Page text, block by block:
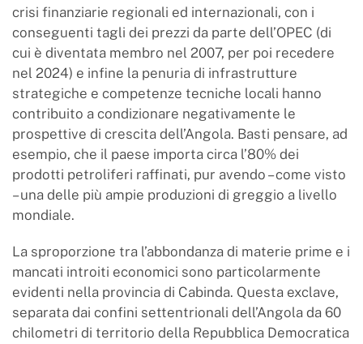
crisi finanziarie regionali ed internazionali, con i
conseguenti tagli dei prezzi da parte dell’OPEC (di
cui è diventata membro nel 2007, per poi recedere
nel 2024) e infine la penuria di infrastrutture
strategiche e competenze tecniche locali hanno
contribuito a condizionare negativamente le
prospettive di crescita dell’Angola. Basti pensare, ad
esempio, che il paese importa circa l’80% dei
prodotti petroliferi raffinati, pur avendo – come visto
– una delle più ampie produzioni di greggio a livello
mondiale.
La sproporzione tra l’abbondanza di materie prime e i
mancati introiti economici sono particolarmente
evidenti nella provincia di Cabinda. Questa exclave,
separata dai confini settentrionali dell’Angola da 60
chilometri di territorio della Repubblica Democratica